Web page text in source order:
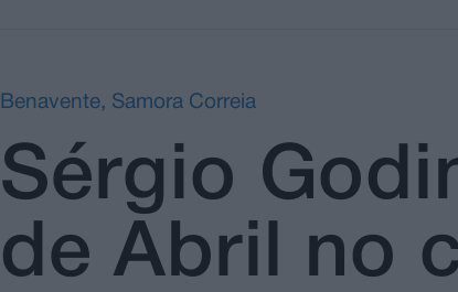
Benavente, Samora Correia
Sérgio
de Abril no